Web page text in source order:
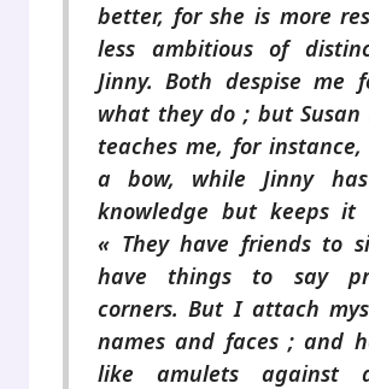
better, for she is more
less ambitious of
Jinny. Both despise me
what they do ; but Susan
teaches me, for
a bow, while Jinny
knowledge but keeps it
« They have friends to
have things to say
corners. But I attach
names and faces ; and
like amulets against